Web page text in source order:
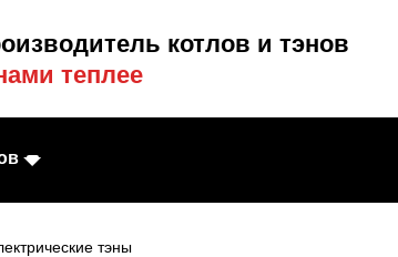
котлов и тэнов
теплее
тэны